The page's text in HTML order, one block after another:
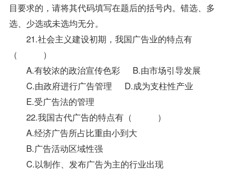
目要求的，请将其代码填写在题后的括号内。错选、多
选、少选或未选均无分。
21.社会主义建设初期，我国广告业的特点有
（ ）
A.有较浓的政治宣传色彩 B.由市场引导发展
C.由政府进行广告管理 D.成为支柱性产业
E.受广告法的管理
22.我国古代广告的特点有（ ）
A.经济广告所占比重由小到大
B.广告活动区域性强
C.以制作、发布广告为主的行业出现